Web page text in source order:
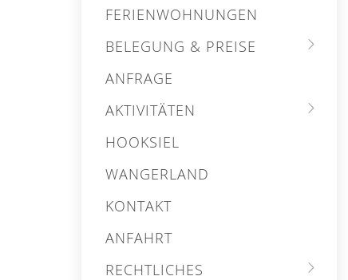
FERIENWOHNUNGEN
BELEGUNG & PREISE
ANFRAGE
AKTIVITÄTEN
HOOKSIEL
WANGERLAND
KONTAKT
ANFAHRT
RECHTLICHES